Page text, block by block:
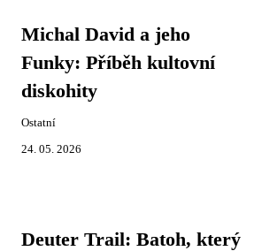
Michal David a jeho
Funky: Příběh kultovní
diskohity
Ostatní
24. 05. 2026
Deuter Trail: Batoh, který